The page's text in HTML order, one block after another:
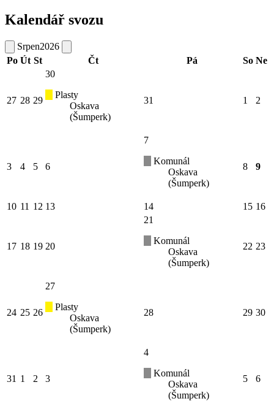
Kalendář svozu
Srpen2026
Po Út St Čt Pá So Ne
27 28 29
30
Plasty
Oskava
(Šumperk)
31 1 2
3 4 5 6
7
Komunál
Oskava
(Šumperk)
8 9
10 11 12 13 14 15 16
17 18 19 20
21
Komunál
Oskava
(Šumperk)
22 23
24 25 26
27
Plasty
Oskava
(Šumperk)
28 29 30
31 1 2 3
4
Komunál
Oskava
(Šumperk)
5 6